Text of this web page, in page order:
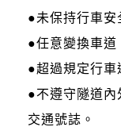
●未保持行車安
●任意變換車道
●超過規定行車
●不遵守隧道內
交通號誌。